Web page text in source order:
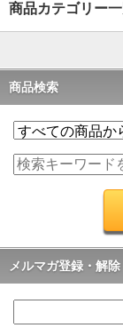
商品カテゴリー
商品検索
メルマガ登録・解除